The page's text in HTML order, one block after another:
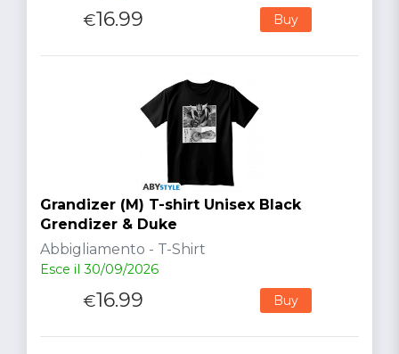
€16.99 Buy
Grandizer (M) T-shirt Unisex Black
Grendizer & Duke
Abbigliamento - T-Shirt
Esce il 30/09/2026
€16.99 Buy